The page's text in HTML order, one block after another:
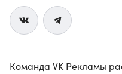
Команда VK Рекламы